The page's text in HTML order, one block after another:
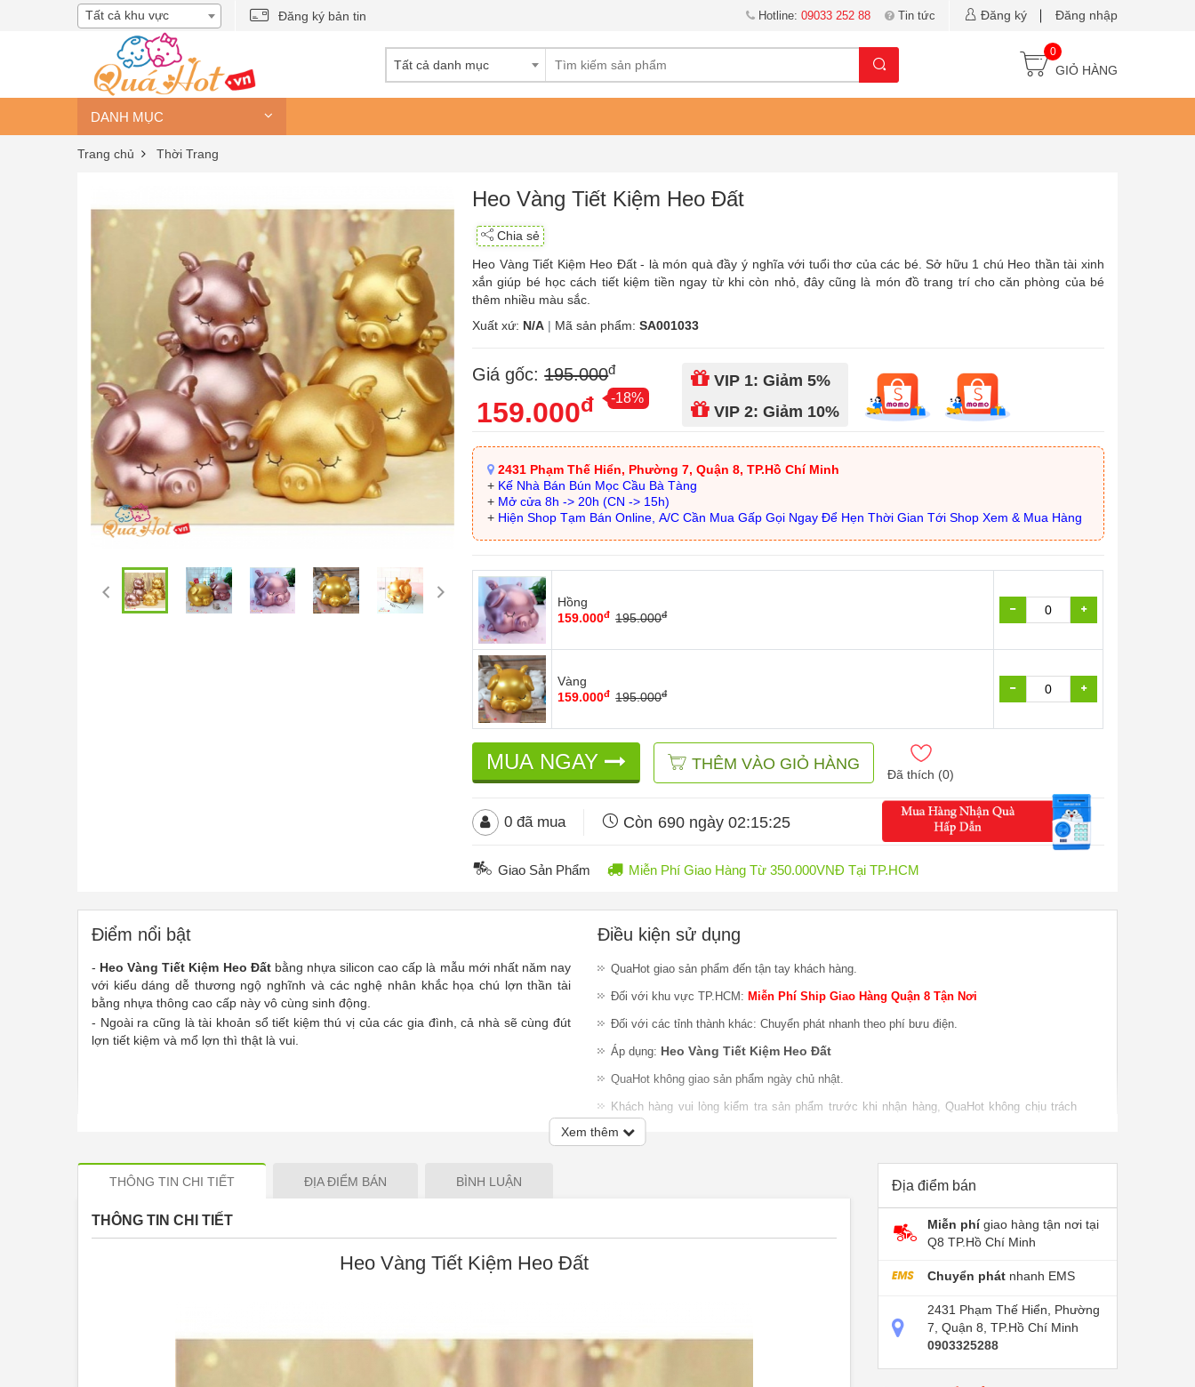
Tất cả khu vực Đăng ký bản tin Hotline: 09033 252 88 Tin tức Đăng ký Đăng nhập
Tất cả danh mục
0
GIỎ HÀNG
DANH MỤC
Trang chủ Thời Trang
Heo Vàng Tiết Kiệm Heo Đất
Chia sẻ
Heo Vàng Tiết Kiệm Heo Đất - là món quà đầy ý nghĩa với tuổi thơ của các bé. Sở hữu 1 chú Heo thần tài xinh
xắn giúp bé học cách tiết kiệm tiền ngay từ khi còn nhỏ, đây cũng là món đồ trang trí cho căn phòng của bé
thêm nhiều màu sắc.
Xuất xứ: N/A | Mã sản phẩm:SA001033
Giá gốc:195.000đ
159.000đ -18%
VIP 1: Giảm 5%
VIP 2: Giảm 10%
2431 Phạm Thế Hiển, Phường 7, Quận 8, TP.Hồ Chí Minh
+ Kế Nhà Bán Bún Mọc Cầu Bà Tàng
+ Mở cửa 8h -> 20h (CN -> 15h)
+ Hiện Shop Tạm Bán Online, A/C Cần Mua Gấp Gọi Ngay Để Hẹn Thời Gian Tới Shop Xem & Mua Hàng
Hồng
159.000đ 195.000đ
Vàng
159.000đ 195.000đ
MUA NGAY THÊM VÀO GIỎ HÀNG
Đã thích (0)
0đã mua Còn 690 ngày 02:15:22
Giao Sản Phẩm Miễn Phí Giao Hàng Từ 350.000VNĐ Tại TP.HCM
Điểm nổi bật
- Heo Vàng Tiết Kiệm Heo Đấtbằng nhựa silicon cao cấp là mẫu mới nhất năm nay
với kiểu dáng dễ thương ngộ nghĩnh và các nghệ nhân khắc họa chú lợn thần tài
bằng nhựa thông cao cấp này vô cùng sinh động.
- Ngoài ra cũng là tài khoản sổ tiết kiệm thú vị của các gia đình, cả nhà sẽ cùng đút
lợn tiết kiệm và mổ lợn thì thật là vui.
Điều kiện sử dụng
QuaHot giao sản phẩm đến tận tay khách hàng.
Đối với khu vực TP.HCM: Miễn Phí Ship Giao Hàng Quận 8 Tận Nơi
Đối với các tỉnh thành khác: Chuyển phát nhanh theo phí bưu điện.
Áp dụng: Heo Vàng Tiết Kiệm Heo Đất
QuaHot không giao sản phẩm ngày chủ nhật.
Khách hàng vui lòng kiểm tra sản phẩm trước khi nhận hàng, QuaHot không chịu trách
nhiệm đổi trả sản phẩm sau khi giao hàng.
Xem thêm
THÔNG TIN CHI TIẾT ĐỊA ĐIỂM BÁN BÌNH LUẬN
THÔNG TIN CHI TIẾT
Heo Vàng Tiết Kiệm Heo Đất
Địa điểm bán
Miễn phígiao hàng tận nơi tại
Q8 TP.Hồ Chí Minh
Chuyển phát nhanh EMS
2431 Phạm Thế Hiển, Phường
7, Quận 8, TP.Hồ Chí Minh
0903325288